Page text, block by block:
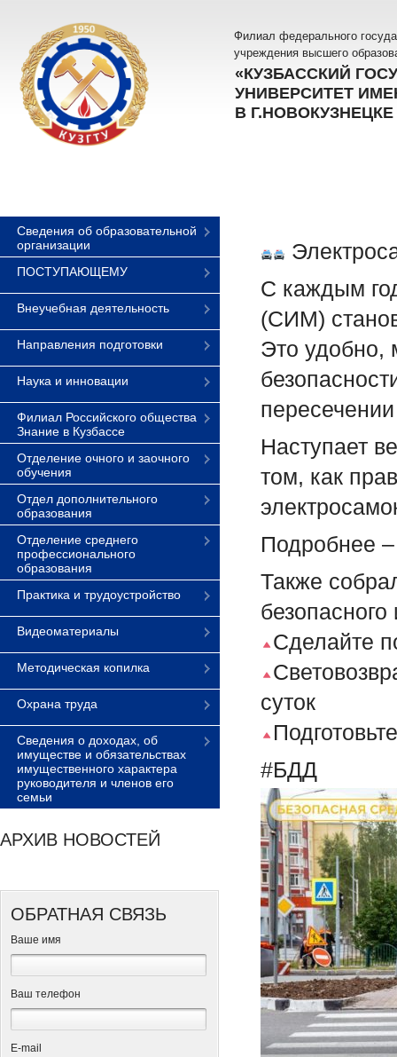
Филиал федерального
учреждения высшего
«КУЗБАССКИЙ
УНИВЕРСИТЕТ
В Г.НОВОКУЗНЕЦКЕ
Сведения об образовательной
организации
ПОСТУПАЮЩЕМУ
Внеучебная деятельность
Направления подготовки
Наука и инновации
Филиал Российского общества
Знание в Кузбассе
Отделение очного и заочного
обучения
Отдел дополнительного
образования
Отделение среднего
профессионального
образования
Практика и трудоустройство
Видеоматериалы
Методическая копилка
Охрана труда
Сведения о доходах, об
имуществе и обязательствах
имущественного характера
руководителя и членов его
семьи
АРХИВ НОВОСТЕЙ
ОБРАТНАЯ СВЯЗЬ
Ваше имя
Ваш телефон
Е-mail
С каждым
(СИМ)
Это удобно,
Наступает
том, как
Подробнее
Также
Сделайте
суток
#БДД